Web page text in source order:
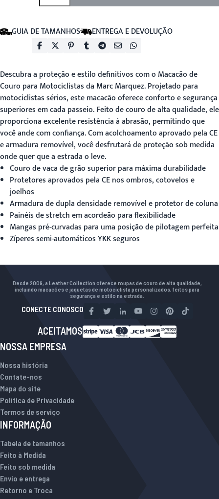
GUIA DE TAMANHOS ENTREGA E DEVOLUÇÃO
Descubra a proteção e estilo definitivos com o Macacão de
Couro para Motociclistasda Marc Marquez. Projetado para
motociclistas sérios, este macacão oferece conforto e segurança
superiores em cada passeio. Feito de couro de alta qualidade, ele
proporciona excelente resistência à abrasão, permitindo que
você ande com confiança. Com acolchoamento aprovado pela CE
e armadura removível, você desfrutará de proteção sob medida
onde quer que a estrada o leve.
Couro de vaca de grão superior para máxima durabilidade
Protetores aprovados pela CE nos ombros, cotovelos e
joelhos
Armadura de dupla densidade removível e protetor de coluna
Painéis de stretch em acordeão para flexibilidade
Mangas pré-curvadas para uma posição de pilotagem perfeita
Zíperes semi-automáticos YKK seguros
Desde 2009, a Leather Collection oferece roupas de couro de alta qualidade,
incluindo macacões e jaquetas de motociclista personalizados, feitos para
segurança e estilo na estrada.
CONECTE CONOSCO
ACEITAMOS
NOSSA EMPRESA
Nossa história
Contate-nos
Mapa do site
Política de Privacidade
Termos de serviço
INFORMAÇÃO
Tabela de tamanhos
Feito à Medida
Feito sob medida
Envio e entrega
Retorno e Troca